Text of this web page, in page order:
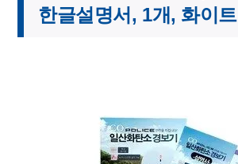
한글설명서, 1개, 화이트